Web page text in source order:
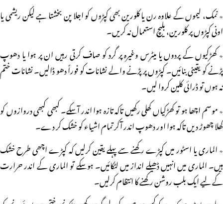
٭ نمک، لیموں کے علاوہ رن یا کلورین بھی کپڑوں کو اجلا پن بخشتا ہے لیکن ریشمی یا
اونی کپڑوں پر کلورین، بلیچ استعمال نہ کریں۔
٭ کھڑکیوں کے پردوں یا میٹرس وغیرہ پر گرد کو صاف کرتی رہیں ان پر ہوا یا دھوپ
پڑنے کو یقینی بنائیں۔ کپڑوں پر پڑنے والے نشانات کو فوراً دھو ڈالیں۔ نشانات ختم
نہ ہوں تو ڈرائی کلین کروا لیں۔
٭ موسم اچھا ہو تو کھڑکیاں کھلی رکھیں تاکہ تازہ ہوا اندر آسکے۔ کبھی کبھی دروازوں کو
کھلا چھوڑ دیں تاکہ ہوا اور دھوپ اندر آکر تمام اشیاء کو خشک کر دے۔
٭ الماری یا اسٹور میں کپڑے رکھنے سے پہلے یقین کرلیں کہ کپڑے اچھی طرح خشک
ہیں۔ الماری میں انہیں ڈھیلے انداز میں لٹکائیں۔ ہوسکے تو الماری کے اندر حرارت
کے لیے ایک بلب روشن رکھنے کا انتظام کرلیں۔